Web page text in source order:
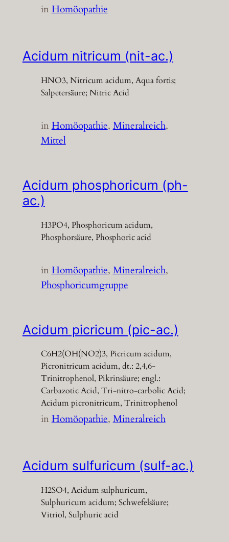
inHomöopathie
Acidum nitricum (nit-ac.)
HNO3, Nitricum acidum, Aqua fortis;
Salpetersäure; Nitric Acid
inHomöopathie, Mineralreich
Mittel
Acidum phosphoricum (ph-
ac.)
H3PO4, Phosphoricum acidum,
Phosphorsäure, Phosphoric acid
inHomöopathie, Mineralreich
Phosphoricumgruppe
Acidum picricum (pic-ac.)
C6H2(OH(NO2)3, Picricum acidum,
Picronitricum acidum, dt.: 2,4,6-
Trinitrophenol, Pikrinsäure; engl.:
Carbazotic Acid, Tri-nitro-carbolic Acid;
Acidum picronitricum, Trinitrophenol
inHomöopathie, Mineralreich
Acidum sulfuricum (sulf-ac.)
H2SO4, Acidum sulphuricum,
Sulphuricum acidum; Schwefelsäure;
Vitriol, Sulphuric acid